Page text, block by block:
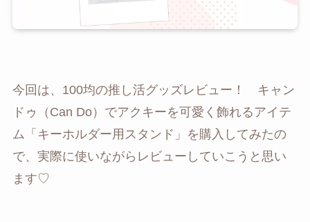
今回は、100均の推し活グッズレビュー！ キャン
ドゥ（Can Do）でアクキーを可愛く飾れるアイテ
ム「キーホルダー用スタンド」を購入してみたの
で、実際に使いながらレビューしていこうと思い
ます♡